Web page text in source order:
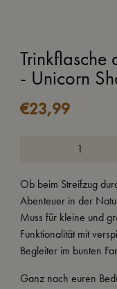
Trinkflasche
- Unicorn
€23,99
Ob beim Streifzug
Abenteuer in der
Muss für kleine und
Funktionalität mit
Begleiter im bunten
Ganz nach euren